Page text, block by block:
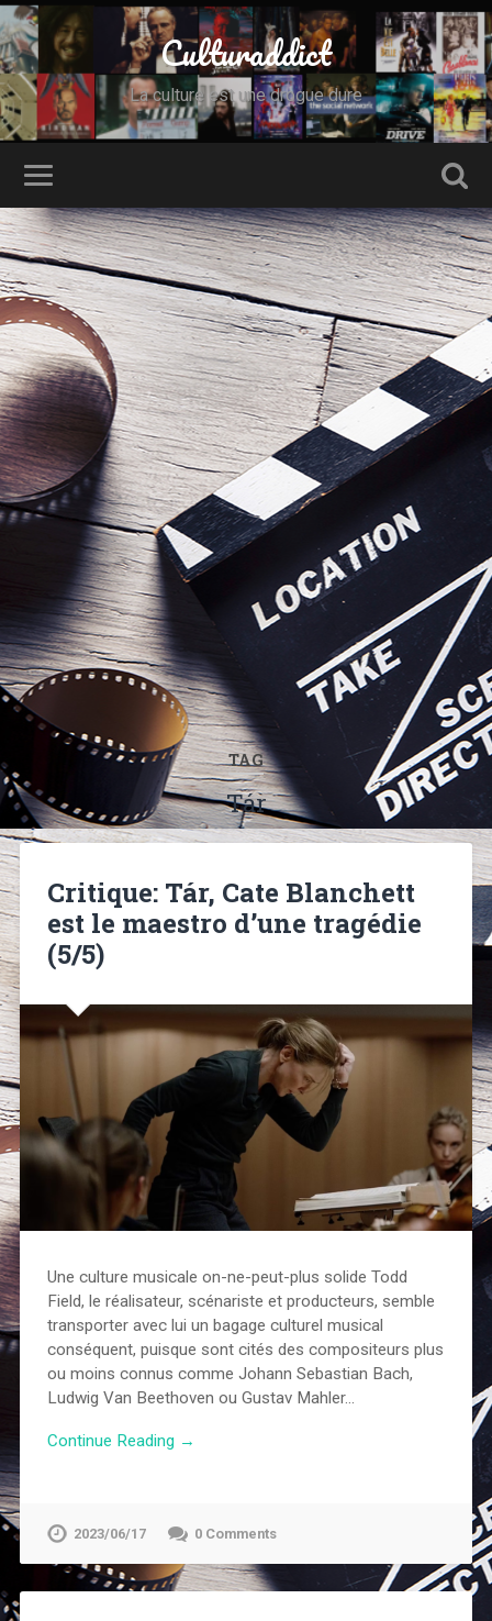
Culturaddict
La culture est une drogue dure
TAG
Tár
Critique: Tár, Cate Blanchett
est le maestro d’une tragédie
(5/5)
Une culture musicale on-ne-peut-plus solide Todd
Field, le réalisateur, scénariste et producteurs, semble
transporter avec lui un bagage culturel musical
conséquent, puisque sont cités des compositeurs plus
ou moins connus comme Johann Sebastian Bach,
Ludwig Van Beethoven ou Gustav Mahler…
Continue Reading →
2023/06/17 0 Comments